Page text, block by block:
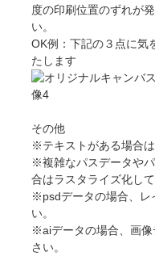
度の印刷位置のずれが
い。
OK例：下記の３点に気
たします
その他
※テキストがある場合
※複雑なパスデータや
合はラスタライズ化して
※psdデータの場合、レ
い。
※aiデータの場合、画
さい。